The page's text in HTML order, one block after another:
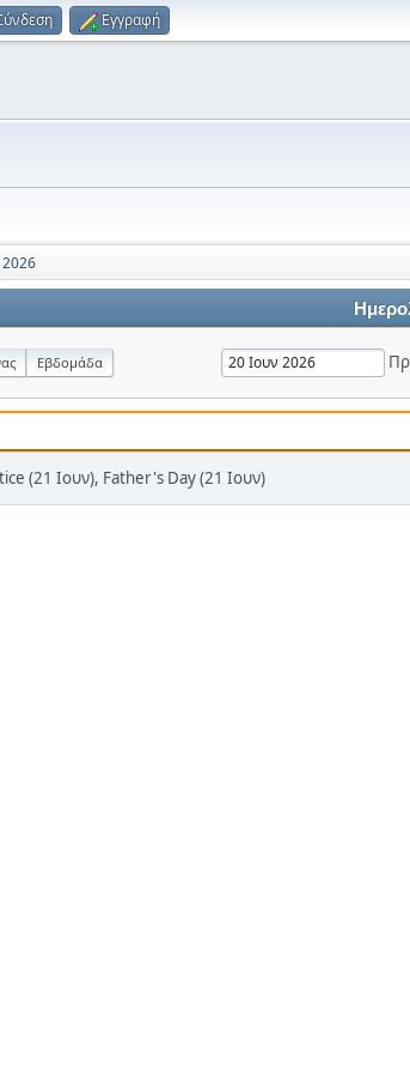
Εγγραφή
2026
Εβδομάδα
(21 Ιουν), Father's Day (21 Ιουν)